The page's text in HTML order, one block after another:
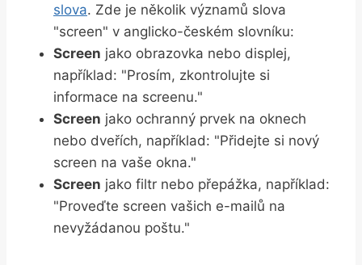
slova. Zde je několik‌ významů slova
"screen" v anglicko-českém slovníku:
Screen jako ‌obrazovka nebo displej,⁢
například: "Prosím, ​zkontrolujte si
informace na screenu."
Screen ​jako ochranný prvek na ‍oknech
nebo dveřích, například: "Přidejte si nový ​
screen na vaše okna."
Screen jako filtr nebo⁣ přepážka, například:
"Proveďte screen vašich e-mailů na
nevyžádanou⁣ poštu."